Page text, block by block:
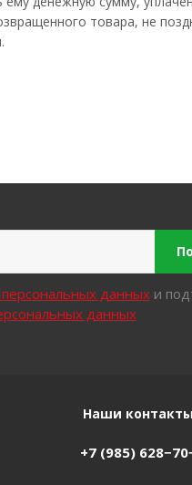
товара, не
персональных данныхи
данных
Наши контакты
+7 (985)